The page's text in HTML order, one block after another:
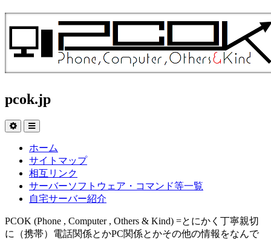
pcok.jp
ホーム
サイトマップ
相互リンク
サーバーソフトウェア・コマンド等一覧
自宅サーバー紹介
PCOK (Phone , Computer , Others & Kind) =とにかく丁寧親切
に（携帯）電話関係とかPC関係とかその他の情報をなんで